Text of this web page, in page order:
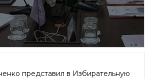
представил в Избирательную